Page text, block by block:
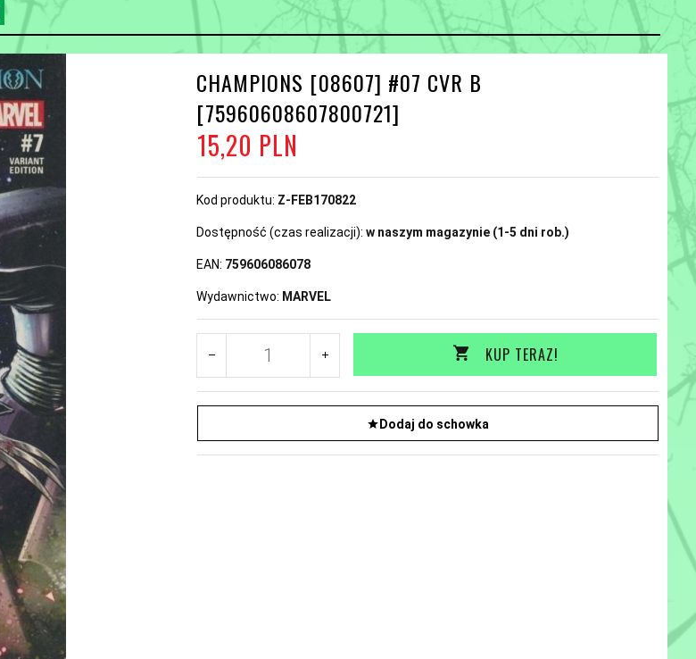
CHAMPIONS [08607] #07 CVR B
[75960608607800721]
15,20 PLN
Kod produktu: Z-FEB170822
Dostępność (czas realizacji): w naszym magazynie (1-5 dni rob.)
EAN: 759606086078
Wydawnictwo: MARVEL
KUP TERAZ!
Dodaj do schowka